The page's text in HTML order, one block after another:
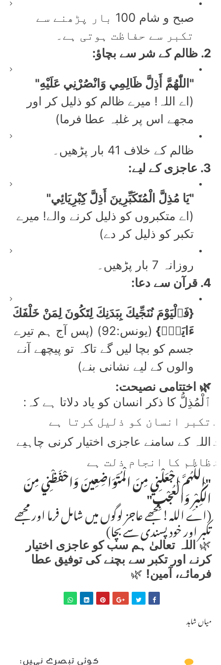
صبح و شام 100 بار پڑھنے سے
تکبر سے حفاظت ہوتی ہے۔
2. ظالم کے شر سے بچاؤ:
"اللّٰهُمَّ أَذِلَّ ظَالِمِي وَانْصُرْنِي عَلَيْهِ"
(اے اللہ! میرے ظالم کو ذلیل کر اور
مجھے اس پر غلبہ عطا فرما)
ظالم کے خلاف 41 بار پڑھیں۔
3. عاجزی کے لیے:
"يَا مُذِلَّ الْمُتَكَبِّرِينَ أَذِلَّ كِبْرِيَائِي"
(اے متکبروں کو ذلیل کرنے والے! میرے
تکبر کو ذلیل کر دے)
روزانہ 7 بار پڑھیں۔
4. قرآن سے دعا:
{فَٱلْيَوْمَ نُنَجِّيكَ بِبَدَنِكَ لِتَكُونَ لِمَنْ خَلْفَكَ
ءَايَةًۭ}
(يونس:92) (پس آج ہم تیرے
جسم کو بچا لیں گے تاکہ تو پیچھے آنے
والوں کے لیے نشانی بنے)
🌿 اختتامی نصیحت:
ٱلْمُذِلُّ کا ذکر انسان کو یاد دلاتا ہے کہ:
تکبر انسان کو ذلیل کرتا ہے
اللہ کے سامنے عاجزی اختیار کرنی چاہیے
ظالم کا انجام ذلت ہے
"اللّٰهُمَّ اجْعَلْنِي مِنَ الْمُتَوَاضِعِينَ وَاحْفَظْنِي مِنَ
الْكِبْرِ وَالْعُجْبِ"
(اے اللہ! مجھے عاجز لوگوں میں شامل فرما اور مجھے
تکبر اور خود پسندی سے بچا)
🌿 اللہ تعالیٰ ہم سب کو عاجزی اختیار
کرنے اور تکبر سے بچنے کی توفیق عطا
فرمائے، آمین! 🌿
میاں شاہد
کوئی تبصرے نہیں: